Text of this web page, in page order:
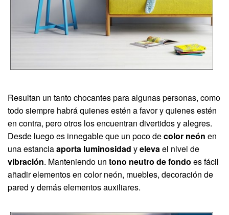
Resultan un tanto chocantes para algunas personas, como
todo siempre habrá quienes estén a favor y quienes estén
en contra, pero otros los encuentran divertidos y alegres.
Desde luego es innegable que un poco decolor neón en
una estanciaaporta luminosidad yelevael nivel de
vibración. Manteniendo un tono neutro de fondo es fácil
añadir elementos en color neón, muebles, decoración de
pared y demás elementos auxiliares.